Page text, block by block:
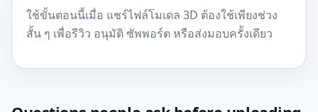
ใช้ขั้นตอนนี้เมื่อ แชร์ไฟล์โมเดล 3D ต้องใช้เพียงช่วง
สั้น ๆ เพื่อรีวิว อนุมัติ ซัพพอร์ต หรือส่งมอบครั้งเดียว